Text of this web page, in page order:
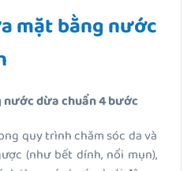
mặt bằng nước
dừa chuẩn 4 bước
quy trình chăm sóc da và
(như bết dính, nổi mụn),